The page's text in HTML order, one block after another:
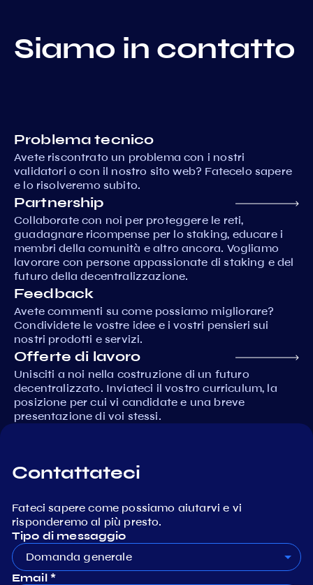
Siamo in contatto
Problema tecnico
Avete riscontrato un problema con i nostri
validatori o con il nostro sito web? Fatecelo sapere
e lo risolveremo subito.
Partnership
Collaborate con noi per proteggere le reti,
guadagnare ricompense per lo staking, educare i
membri della comunità e altro ancora. Vogliamo
lavorare con persone appassionate di staking e del
futuro della decentralizzazione.
Feedback
Avete commenti su come possiamo migliorare?
Condividete le vostre idee e i vostri pensieri sui
nostri prodotti e servizi.
Offerte di lavoro
Unisciti a noi nella costruzione di un futuro
decentralizzato. Inviateci il vostro curriculum, la
posizione per cui vi candidate e una breve
presentazione di voi stessi.
Contattateci
Fateci sapere come possiamo aiutarvi e vi
risponderemo al più presto.
Tipo di messaggio
Domanda generale
Email *